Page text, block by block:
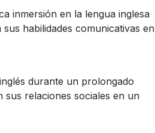
inmersión en la lengua inglesa
habilidades comunicativas en
durante un prolongado
sus relaciones sociales en un